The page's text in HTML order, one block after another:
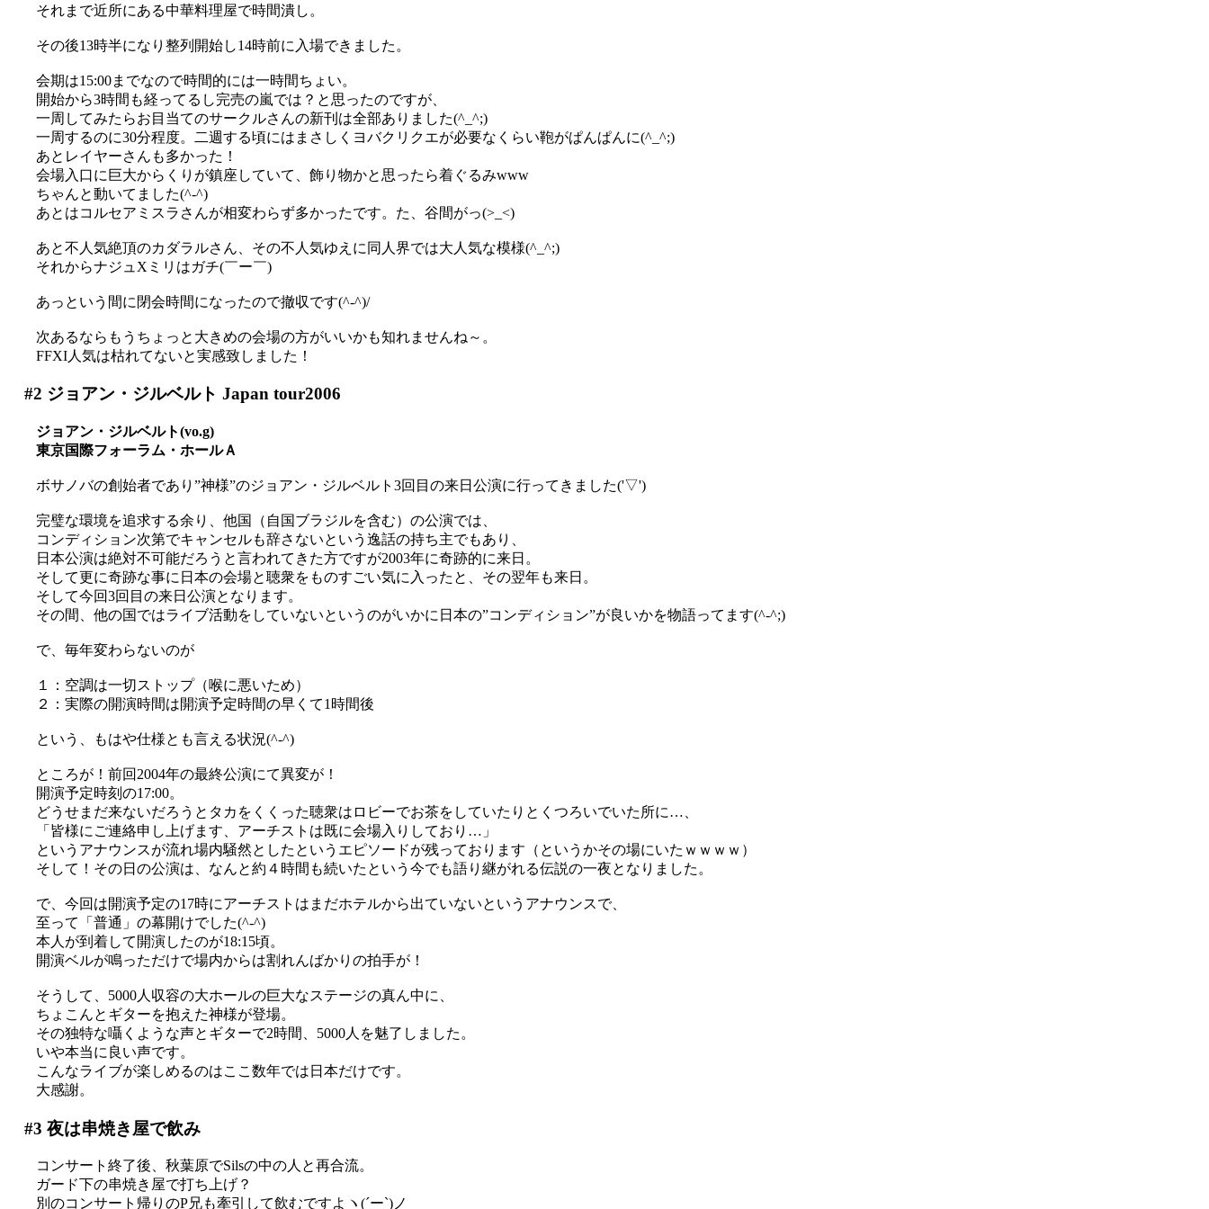
それまで近所にある中華料理屋で時間潰し。
その後13時半になり整列開始し14時前に入場できました。
会期は15:00までなので時間的には一時間ちょい。
開始から3時間も経ってるし完売の嵐では？と思ったのですが、
一周してみたらお目当てのサークルさんの新刊は全部ありました(^_^;)
一周するのに30分程度。二週する頃にはまさしくヨバクリクエが必要なくらい鞄がぱんぱんに(^_^;)
あとレイヤーさんも多かった！
会場入口に巨大からくりが鎮座していて、飾り物かと思ったら着ぐるみwww
ちゃんと動いてました(^-^)
あとはコルセアミスラさんが相変わらず多かったです。た、谷間がっ(>_<)
あと不人気絶頂のカダラルさん、その不人気ゆえに同人界では大人気な模様(^_^;)
それからナジュXミリはガチ(￣ー￣)
あっという間に閉会時間になったので撤収です(^-^)/
次あるならもうちょっと大きめの会場の方がいいかも知れませんね～。
FFXI人気は枯れてないと実感致しました！
#2 ジョアン・ジルベルト Japan tour2006
ジョアン・ジルベルト(vo.g)
東京国際フォーラム・ホールＡ
ボサノバの創始者であり”神様”のジョアン・ジルベルト3回目の来日公演に行ってきました('▽')
完璧な環境を追求する余り、他国（自国ブラジルを含む）の公演では、
コンディション次第でキャンセルも辞さないという逸話の持ち主でもあり、
日本公演は絶対不可能だろうと言われてきた方ですが2003年に奇跡的に来日。
そして更に奇跡な事に日本の会場と聴衆をものすごい気に入ったと、その翌年も来日。
そして今回3回目の来日公演となります。
その間、他の国ではライブ活動をしていないというのがいかに日本の”コンディション”が良いかを物語ってます(^-^;)
で、毎年変わらないのが
１：空調は一切ストップ（喉に悪いため）
２：実際の開演時間は開演予定時間の早くて1時間後
という、もはや仕様とも言える状況(^-^)
ところが！前回2004年の最終公演にて異変が！
開演予定時刻の17:00。
どうせまだ来ないだろうとタカをくくった聴衆はロビーでお茶をしていたりとくつろいでいた所に…、
「皆様にご連絡申し上げます、アーチストは既に会場入りしており…」
というアナウンスが流れ場内騒然としたというエピソードが残っております（というかその場にいたｗｗｗｗ）
そして！その日の公演は、なんと約４時間も続いたという今でも語り継がれる伝説の一夜となりました。
で、今回は開演予定の17時にアーチストはまだホテルから出ていないというアナウンスで、
至って「普通」の幕開けでした(^-^)
本人が到着して開演したのが18:15頃。
開演ベルが鳴っただけで場内からは割れんばかりの拍手が！
そうして、5000人収容の大ホールの巨大なステージの真ん中に、
ちょこんとギターを抱えた神様が登場。
その独特な囁くような声とギターで2時間、5000人を魅了しました。
いや本当に良い声です。
こんなライブが楽しめるのはここ数年では日本だけです。
大感謝。
#3 夜は串焼き屋で飲み
コンサート終了後、秋葉原でSilsの中の人と再合流。
ガード下の串焼き屋で打ち上げ？
別のコンサート帰りのP兄も牽引して飲むですよヽ(´ー`)ノ